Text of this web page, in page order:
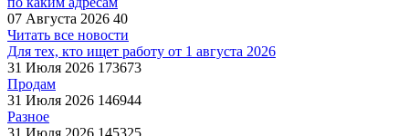
07 Августа 2026 40
Читать все новости
Для тех, кто ищет работу от 1 августа 2026
31 Июля 2026 173673
Продам
31 Июля 2026 146944
Разное
31 Июля 2026 145325